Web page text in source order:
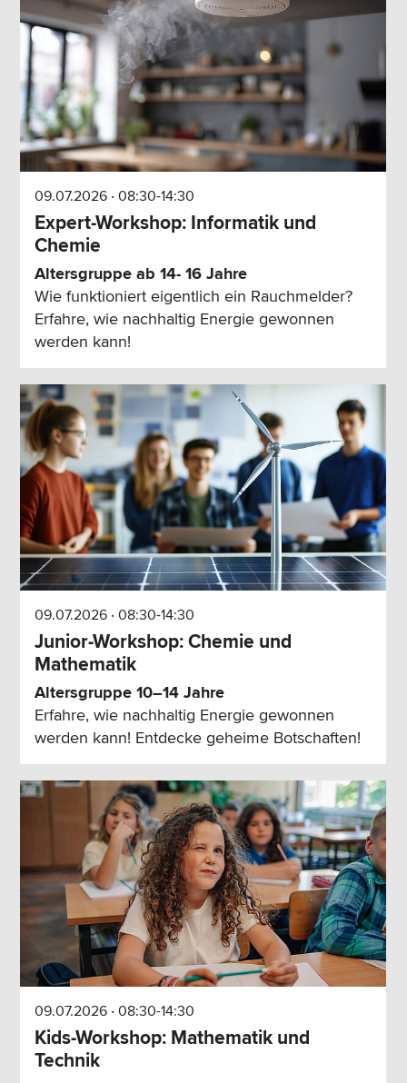
09.07.2026 ‧ 08:30-14:30
Expert-Workshop: Informatik und
Chemie
Altersgruppe ab 14- 16 Jahre
Wie funktioniert eigentlich ein Rauchmelder?
Erfahre, wie nachhaltig Energie gewonnen
werden kann!
09.07.2026 ‧ 08:30-14:30
Junior-Workshop: Chemie und
Mathematik
Altersgruppe 10–14 Jahre
Erfahre, wie nachhaltig Energie gewonnen
werden kann! Entdecke geheime Botschaften!
09.07.2026 ‧ 08:30-14:30
Kids-Workshop: Mathematik und
Technik